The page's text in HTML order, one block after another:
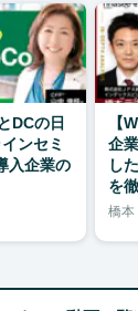
DCの日
ンセミ
入企業の
【
企
し
を
橋本